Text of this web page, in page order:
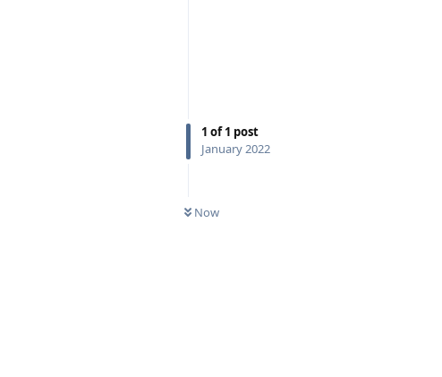
1 of1 post
January 2022
Now